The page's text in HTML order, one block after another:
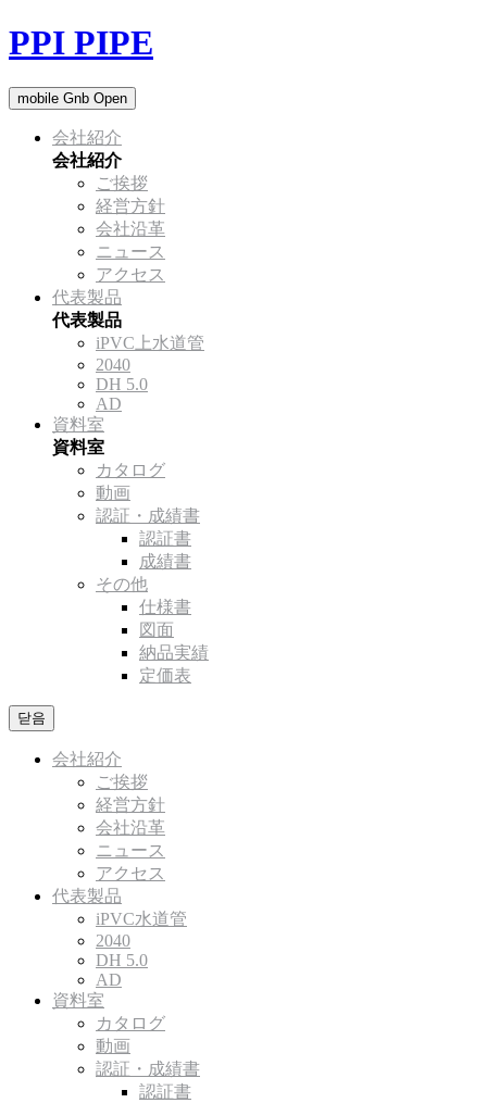
PPI PIPE
mobile Gnb Open
会社紹介
会社紹介
ご挨拶
経営方針
会社沿革
ニュース
アクセス
代表製品
代表製品
iPVC上水道管
2040
DH 5.0
AD
資料室
資料室
カタログ
動画
認証・成績書
認証書
成績書
その他
仕様書
図面
納品実績
定価表
닫음
会社紹介
ご挨拶
経営方針
会社沿革
ニュース
アクセス
代表製品
iPVC水道管
2040
DH 5.0
AD
資料室
カタログ
動画
認証・成績書
認証書